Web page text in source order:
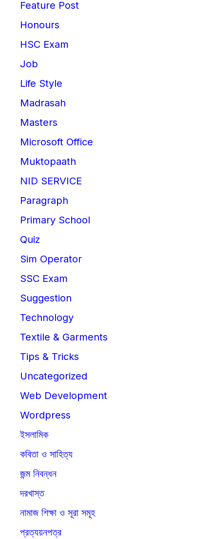
Feature Post
Honours
HSC Exam
Job
Life Style
Madrasah
Masters
Microsoft Office
Muktopaath
NID SERVICE
Paragraph
Primary School
Quiz
Sim Operator
SSC Exam
Suggestion
Technology
Textile & Garments
Tips & Tricks
Uncategorized
Web Development
Wordpress
ইসলামিক
কবিতা ও সাহিত্য
জন্ম নিবন্ধন
দরখাস্ত
নামাজ শিক্ষা ও সূরা সমূহ
প্রত্যয়নপত্র